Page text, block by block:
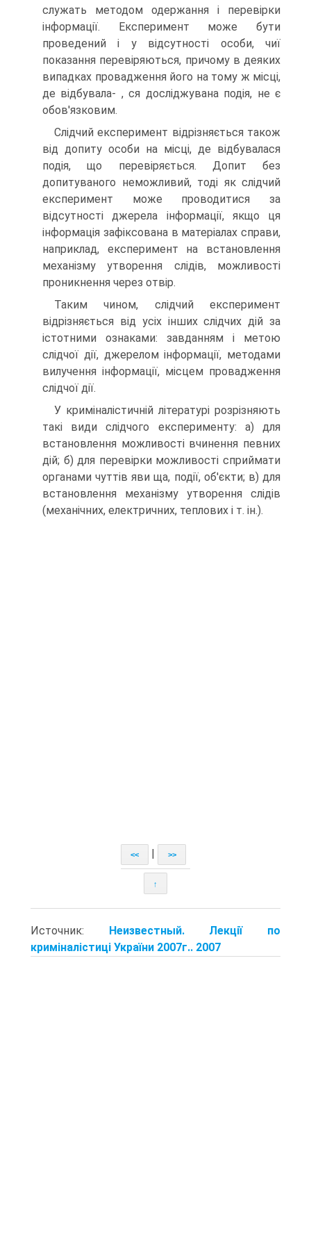
служать методом одержання і перевірки
інформації. Експеримент може бути
проведений і у відсутності особи, чиї
показання перевіряються, причому в деяких
випадках провадження його на тому ж місці,
де відбувала- , ся досліджувана подія, не є
обов'язковим.
Слідчий експеримент відрізняється також
від допиту особи на місці, де відбувалася
подія, що перевіряється. Допит без
допитуваного неможливий, тоді як слідчий
експеримент може проводитися за
відсутності джерела інформації, якщо ця
інформація зафіксована в матеріалах справи,
наприклад, експеримент на встановлення
механізму утворення слідів, можливості
проникнення через отвір.
Таким чином, слідчий експеримент
відрізняється від усіх інших слідчих дій за
істотними ознаками: завданням і метою
слідчої дії, джерелом інформації, методами
вилучення інформації, місцем провадження
слідчої дії.
У криміналістичній літературі розрізняють
такі види слідчого експерименту: а) для
встановлення можливості вчинення певних
дій; б) для перевірки можливості сприймати
органами чуттів яви ща, події, об'єкти; в) для
встановлення механізму утворення слідів
(механічних, електричних, теплових і т. ін.).
<< >>
↑
Источник: Неизвестный. Лекції по
криміналістиці України 2007г.. 2007